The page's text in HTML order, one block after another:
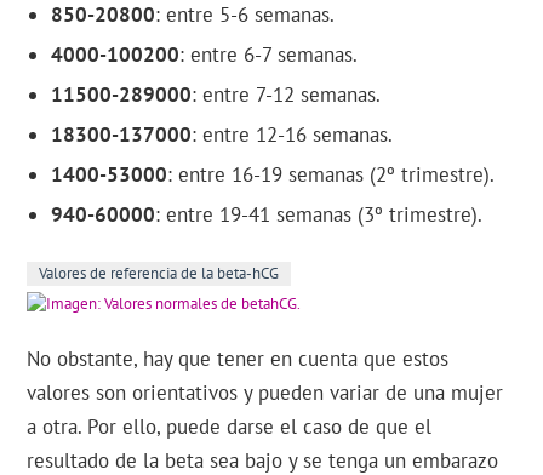
850-20800: entre 5-6 semanas.
4000-100200: entre 6-7 semanas.
11500-289000: entre 7-12 semanas.
18300-137000: entre 12-16 semanas.
1400-53000: entre 16-19 semanas (2º trimestre).
940-60000: entre 19-41 semanas (3º trimestre).
Valores de referencia de la beta-hCG
No obstante, hay que tener en cuenta que estos
valores son orientativos y pueden variar de una mujer
a otra. Por ello, puede darse el caso de que el
resultado de la beta sea bajo y se tenga un embarazo